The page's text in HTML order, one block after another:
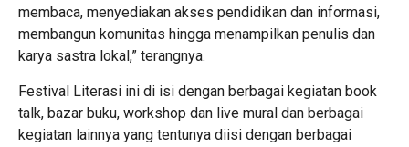
membaca, menyediakan akses pendidikan dan informasi,
membangun komunitas hingga menampilkan penulis dan
karya sastra lokal,” terangnya.
Festival Literasi ini di isi dengan berbagai kegiatan book
talk, bazar buku, workshop dan live mural dan berbagai
kegiatan lainnya yang tentunya diisi dengan berbagai